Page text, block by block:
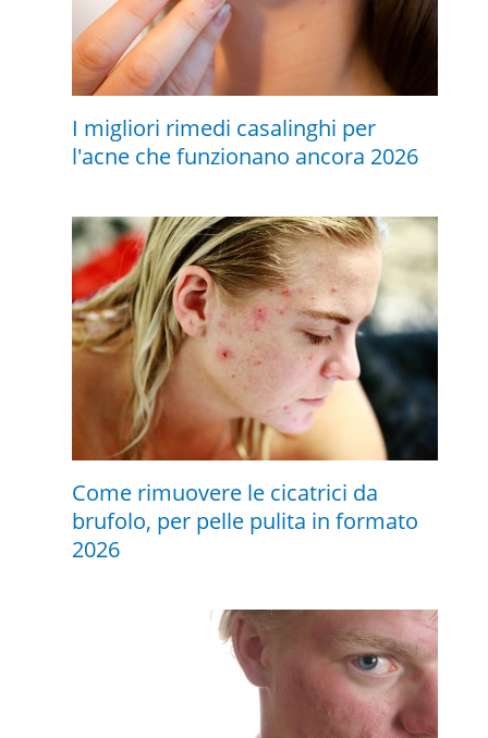
I migliori rimedi casalinghi per
l'acne che funzionano ancora 2026
Come rimuovere le cicatrici da
brufolo, per pelle pulita in formato
2026